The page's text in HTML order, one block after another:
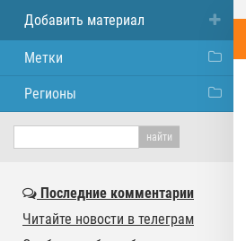
Добавить материал
Метки
Регионы
Последние комментарии
Читайте новости в телеграм